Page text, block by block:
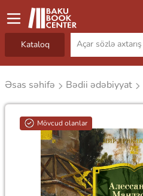
Kataloq
Əsas səhifə Bədii ədəbiyyat
Mövcud olanlar